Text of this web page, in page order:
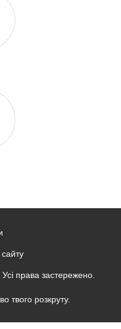
права застережено.
твого розкруту.